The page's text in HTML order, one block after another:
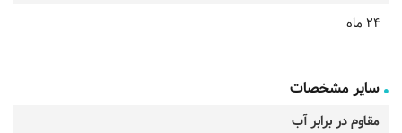
24 ماه
سایر مشخصات
مقاوم در برابر آب